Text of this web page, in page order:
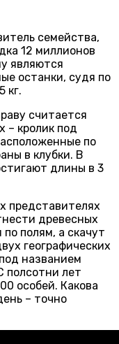
семейства,
12 миллионов
являются
останки, судя по
кг.
считается
– кролик под
по
в клубки. В
длины в 3
представителях
древесных
полям, а скачут
географических
названием
лет
особей. Какова
– точно